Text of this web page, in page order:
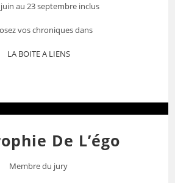
au 23 septembre inclus
vos chroniques dans
LA BOITE A LIENS
De L’égo
Membre du jury